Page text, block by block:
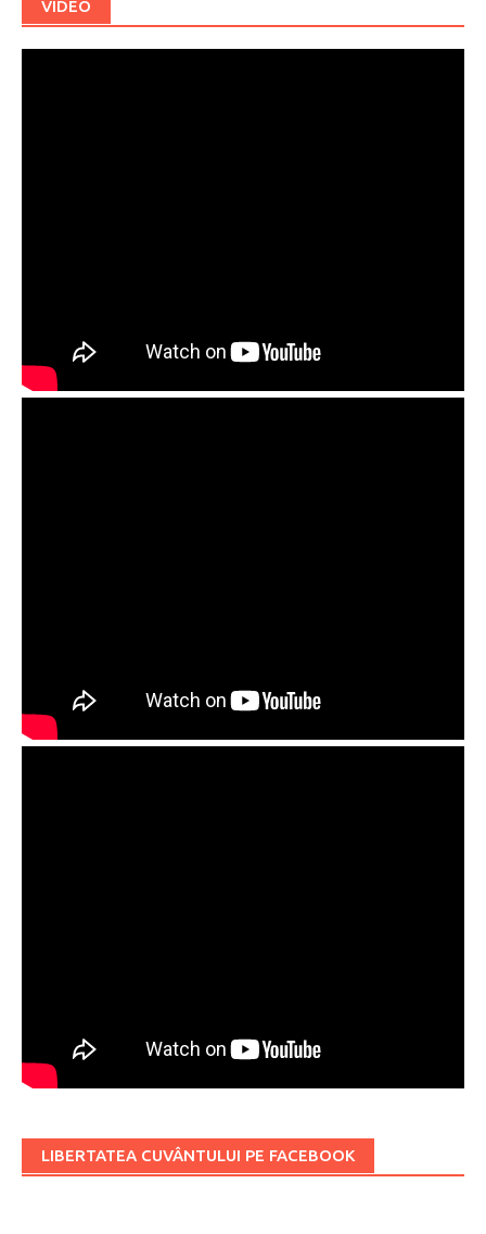
VIDEO
LIBERTATEA CUVÂNTULUI PE FACEBOOK